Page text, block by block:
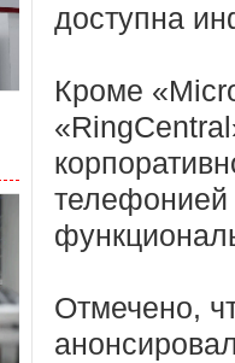
доступна
Кроме
телефонией
Отмечено,